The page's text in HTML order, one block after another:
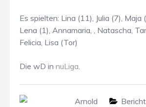
Es spielten: Lina (11), Julia (7), Maja
Lena (1), Annamaria, , Natascha,
Felicia, Lisa (Tor)
Die wD in nuLiga.
Arnold